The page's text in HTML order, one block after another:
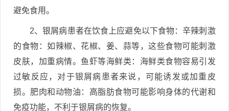
避免食用。
2、银屑病患者在饮食上应避免以下食物：辛辣刺激
的食物：如辣椒、花椒、姜、蒜等，这些食物可能刺激
皮肤，加重病情。鱼虾等海鲜类：海鲜类食物容易引发
过敏反应，对于银屑病患者来说，可能诱发或加重皮
损。肥肉和动物油：高脂肪食物可能影响身体的代谢和
免疫功能，不利于银屑病的恢复。